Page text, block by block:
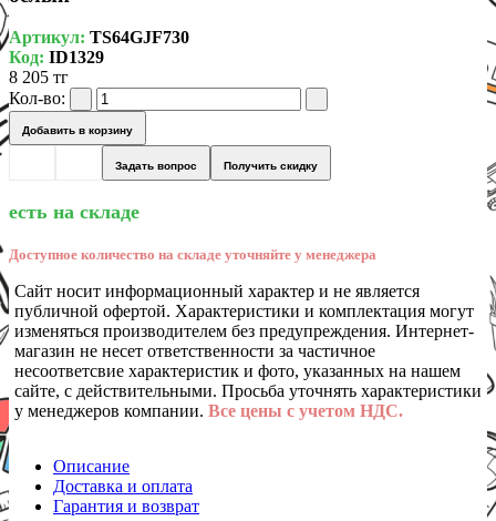
Артикул: TS64GJF730
Код: ID1329
8 205 тг
Кол-во:
Добавить в корзину
Задать вопрос Получить скидку
есть на складе
Доступное количество на складе уточняйте у менеджера
Сайт носит информационный характер и не является
публичной офертой. Характеристики и комплектация могут
изменяться производителем без предупреждения. Интернет-
магазин не несет ответственности за частичное
несоответсвие характеристик и фото, указанных на нашем
сайте, с действительными. Просьба уточнять характеристики
у менеджеров компании. Все цены с учетом НДС.
Описание
Доставка и оплата
Гарантия и возврат